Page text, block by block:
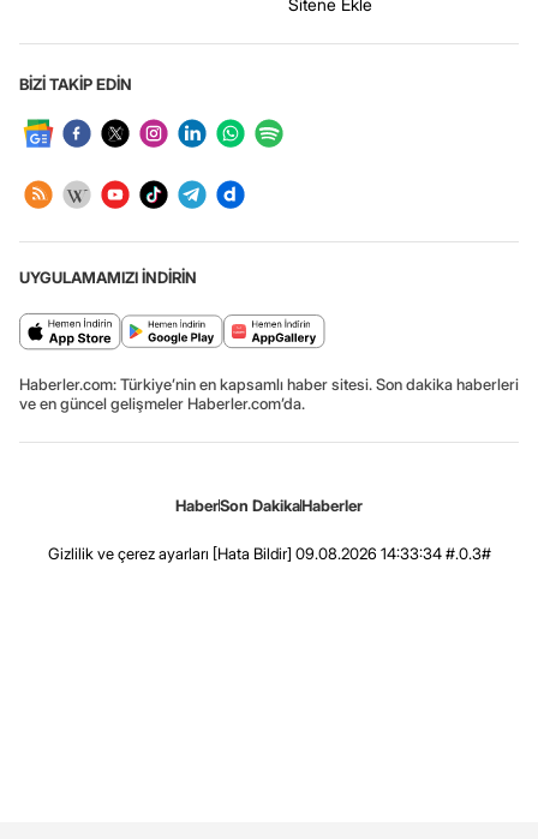
Sitene Ekle
BİZİ TAKİP EDİN
UYGULAMAMIZI İNDİRİN
Haberler.com: Türkiye’nin en kapsamlı haber sitesi. Son dakika haberleri
ve en güncel gelişmeler Haberler.com’da.
HaberSon DakikaHaberler
Gizlilik ve çerez ayarları [Hata Bildir] 09.08.2026 14:33:34 #.0.3#